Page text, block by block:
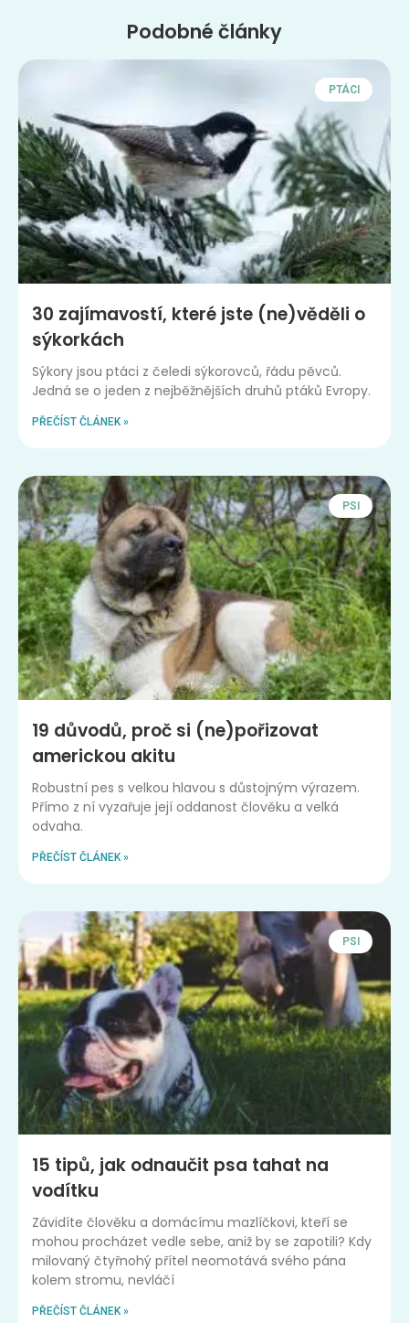
Podobné články
PTÁCI
30 zajímavostí, které jste (ne)věděli o
sýkorkách
Sýkory jsou ptáci z čeledi sýkorovců, řádu pěvců.
Jedná se o jeden z nejběžnějších druhů ptáků Evropy.
PŘEČÍST ČLÁNEK »
PSI
19 důvodů, proč si (ne)pořizovat
americkou akitu
Robustní pes s velkou hlavou s důstojným výrazem.
Přímo z ní vyzařuje její oddanost člověku a velká
odvaha.
PŘEČÍST ČLÁNEK »
PSI
15 tipů, jak odnaučit psa tahat na
vodítku
Závidíte člověku a domácímu mazlíčkovi, kteří se
mohou procházet vedle sebe, aniž by se zapotili? Kdy
milovaný čtyřnohý přítel neomotává svého pána
kolem stromu, nevláčí
PŘEČÍST ČLÁNEK »